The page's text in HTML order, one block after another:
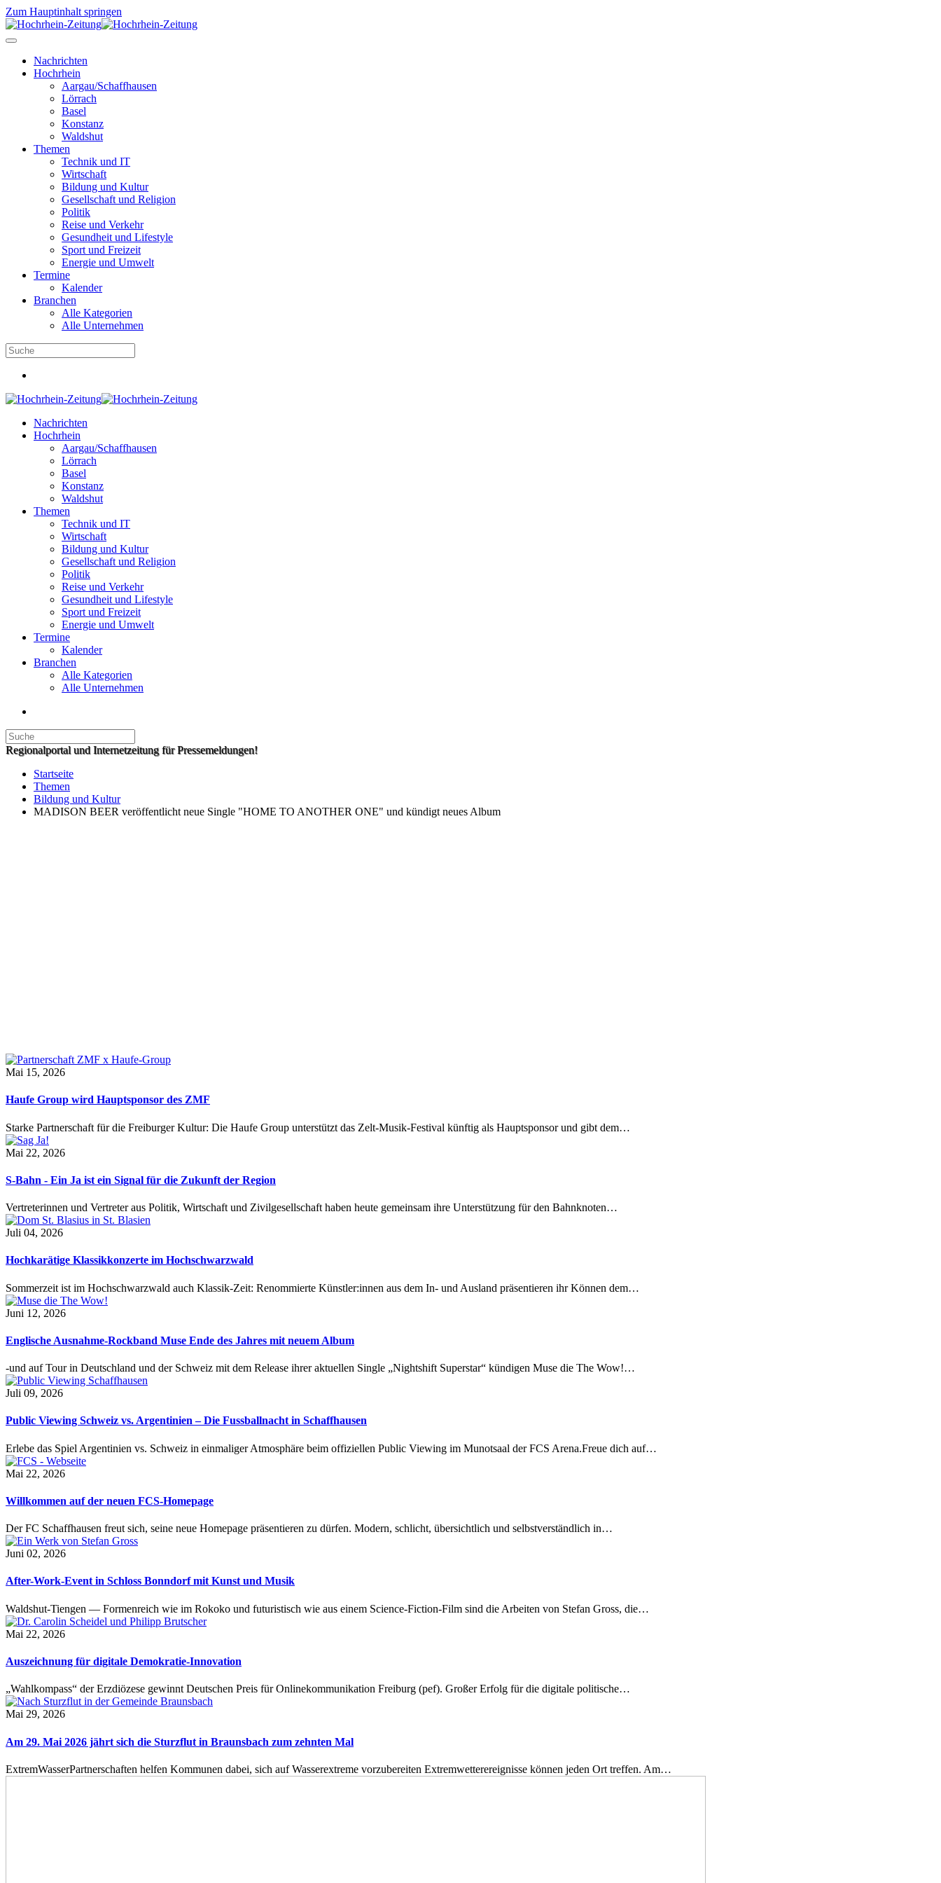
Zum Hauptinhalt springen
Nachrichten
Hochrhein
Aargau/Schaffhausen
Lörrach
Basel
Konstanz
Waldshut
Themen
Technik und IT
Wirtschaft
Bildung und Kultur
Gesellschaft und Religion
Politik
Reise und Verkehr
Gesundheit und Lifestyle
Sport und Freizeit
Energie und Umwelt
Termine
Kalender
Branchen
Alle Kategorien
Alle Unternehmen
Nachrichten
Hochrhein
Aargau/Schaffhausen
Lörrach
Basel
Konstanz
Waldshut
Themen
Technik und IT
Wirtschaft
Bildung und Kultur
Gesellschaft und Religion
Politik
Reise und Verkehr
Gesundheit und Lifestyle
Sport und Freizeit
Energie und Umwelt
Termine
Kalender
Branchen
Alle Kategorien
Alle Unternehmen
Regionalportal und Internetzeitung für Pressemeldungen!
Startseite
Themen
Bildung und Kultur
MADISON BEER veröffentlicht neue Single "HOME TO ANOTHER ONE" und kündigt neues Album
Mai 15, 2026
Haufe Group wird Hauptsponsor des ZMF
Starke Partnerschaft für die Freiburger Kultur: Die Haufe Group unterstützt das Zelt-Musik-Festival künftig als Hauptsponsor und gibt dem…
Mai 22, 2026
S-Bahn - Ein Ja ist ein Signal für die Zukunft der Region
Vertreterinnen und Vertreter aus Politik, Wirtschaft und Zivilgesellschaft haben heute gemeinsam ihre Unterstützung für den Bahnknoten…
Juli 04, 2026
Hochkarätige Klassikkonzerte im Hochschwarzwald
Sommerzeit ist im Hochschwarzwald auch Klassik-Zeit: Renommierte Künstler:innen aus dem In- und Ausland präsentieren ihr Können dem…
Juni 12, 2026
Englische Ausnahme-Rockband Muse Ende des Jahres mit neuem Album
-und auf Tour in Deutschland und der Schweiz mit dem Release ihrer aktuellen Single „Nightshift Superstar“ kündigen Muse die The Wow!…
Juli 09, 2026
Public Viewing Schweiz vs. Argentinien – Die Fussballnacht in Schaffhausen
Erlebe das Spiel Argentinien vs. Schweiz in einmaliger Atmosphäre beim offiziellen Public Viewing im Munotsaal der FCS Arena.Freue dich auf…
Mai 22, 2026
Willkommen auf der neuen FCS-Homepage
Der FC Schaffhausen freut sich, seine neue Homepage präsentieren zu dürfen. Modern, schlicht, übersichtlich und selbstverständlich in…
Juni 02, 2026
After-Work-Event in Schloss Bonndorf mit Kunst und Musik
Waldshut-Tiengen — Formenreich wie im Rokoko und futuristisch wie aus einem Science-Fiction-Film sind die Arbeiten von Stefan Gross, die…
Mai 22, 2026
Auszeichnung für digitale Demokratie-Innovation
„Wahlkompass“ der Erzdiözese gewinnt Deutschen Preis für Onlinekommunikation Freiburg (pef). Großer Erfolg für die digitale politische…
Mai 29, 2026
Am 29. Mai 2026 jährt sich die Sturzflut in Braunsbach zum zehnten Mal
ExtremWasserPartnerschaften helfen Kommunen dabei, sich auf Wasserextreme vorzubereiten Extremwetterereignisse können jeden Ort treffen. Am…